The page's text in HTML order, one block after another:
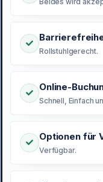
Rollstuhlgerecht.
Online-
Schnell, Einfach
Optionen für
Verfügbar.